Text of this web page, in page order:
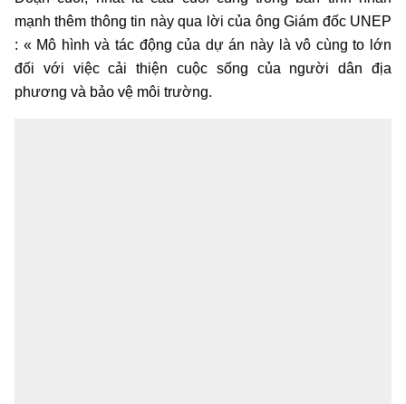
mạnh thêm thông tin này qua lời của ông Giám đốc UNEP
: « Mô hình và tác động của dự án này là vô cùng to lớn
đối với việc cải thiện cuộc sống của người dân địa
phương và bảo vệ môi trường.